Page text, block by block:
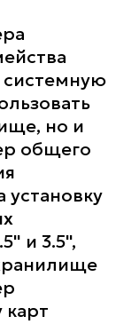
системную
но и
общего
установку
и 3.5",
карт